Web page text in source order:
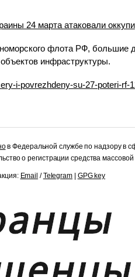
24 марта атаковали
флота РФ, большие
инфраструктуры.
i-povrezhdeny-su-27-poteri-rf-
в Федеральной службе по надзору в
о регистрации средства
Email /Telegram| GPG key